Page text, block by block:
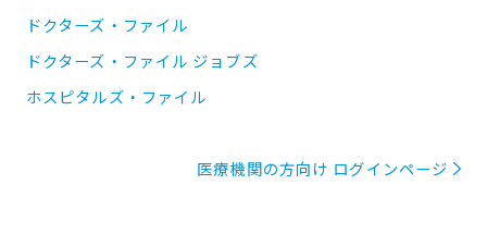
ドクターズ・ファイル
ドクターズ・ファイル ジョブズ
ホスピタルズ・ファイル
医療機関の方向け ログインページ